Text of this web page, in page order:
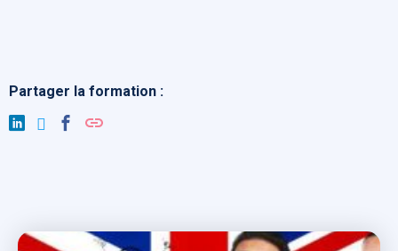
Partager la formation :